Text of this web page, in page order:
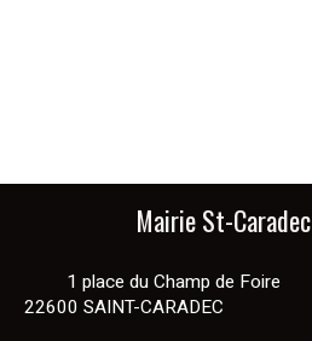
Mairie St-Caradec
1 place du Champ de Foire
22600 SAINT-CARADEC